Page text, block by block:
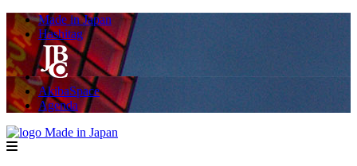
Made in Japan
Hashitag
AkibaSpace
Agenda
menu